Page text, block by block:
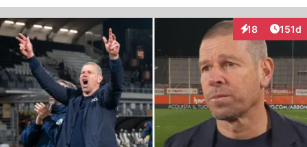
18
Interaktionen
151d